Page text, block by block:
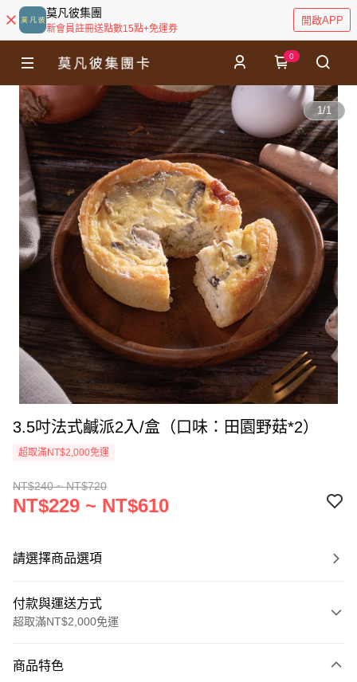
莫凡彼集團
新會員註冊送點數15點+免運券
開啟APP
0
1/1
3.5吋法式鹹派2入/盒（口味：田園野菇*2）
超取滿NT$2,000免運
NT$240 ~ NT$720
NT$229 ~ NT$610
請選擇商品選項
付款與運送方式
超取滿NT$2,000免運
信用卡一次付款
商品特色